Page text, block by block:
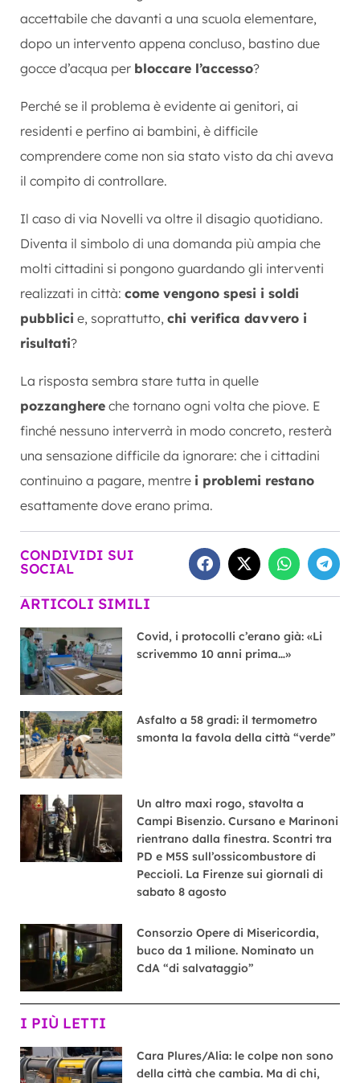
accettabile che davanti a una scuola elementare,
dopo un intervento appena concluso, bastino due
gocce d’acqua per bloccare l’accesso?
Perché se il problema è evidente ai genitori, ai
residenti e perfino ai bambini, è difficile
comprendere come non sia stato visto da chi aveva
il compito di controllare.
Il caso di via Novelli va oltre il disagio quotidiano.
Diventa il simbolo di una domanda più ampia che
molti cittadini si pongono guardando gli interventi
realizzati in città: come vengono spesi i soldi
pubblici e, soprattutto, chi verifica davvero i
risultati?
La risposta sembra stare tutta in quelle
pozzanghere che tornano ogni volta che piove. E
finché nessuno interverrà in modo concreto, resterà
una sensazione difficile da ignorare: che i cittadini
continuino a pagare, mentre i problemi restano
esattamente dove erano prima.
CONDIVIDI SUI
SOCIAL
ARTICOLI SIMILI
Covid, i protocolli c’erano già: «Li
scrivemmo 10 anni prima…»
Asfalto a 58 gradi: il termometro
smonta la favola della città “verde”
Un altro maxi rogo, stavolta a
Campi Bisenzio. Cursano e Marinoni
rientrano dalla finestra. Scontri tra
PD e M5S sull’ossicombustore di
Peccioli. La Firenze sui giornali di
sabato 8 agosto
Consorzio Opere di Misericordia,
buco da 1 milione. Nominato un
CdA “di salvataggio”
I PIÙ LETTI
Cara Plures/Alia: le colpe non sono
della città che cambia. Ma di chi,